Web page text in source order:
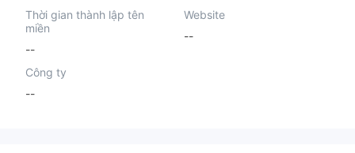
Thời gian thành lập tên
miền
--
Website
--
Công ty
--